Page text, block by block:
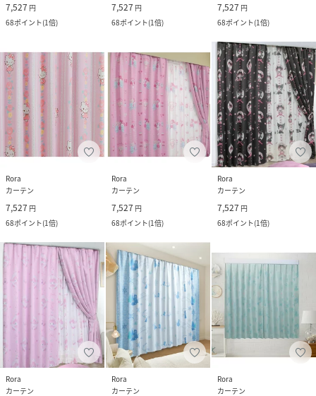
7,527 円
68ポイント(1倍)
7,527 円
68ポイント(1倍)
7,527 円
68ポイント(1倍)
Rora
カーテン
7,527 円
68ポイント(1倍)
Rora
カーテン
7,527 円
68ポイント(1倍)
Rora
カーテン
7,527 円
68ポイント(1倍)
Rora
カーテン
Rora
カーテン
Rora
カーテン